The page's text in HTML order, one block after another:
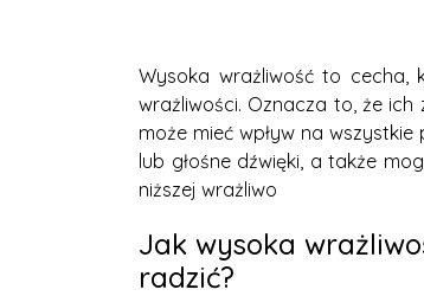
Wysoka wrażliwość to cecha,
wrażliwości. Oznacza to, że
może mieć wpływ na
lub głośne dźwięki, a także
niższej wrażliwo
Jak wysoka
radzić?